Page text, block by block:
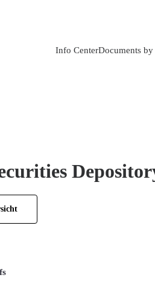
Info CenterDocuments by